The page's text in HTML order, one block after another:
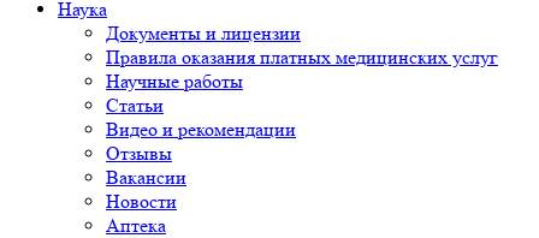
Наука
Документы и лицензии
Правила оказания платных медицинских услуг
Научные работы
Статьи
Видео и рекомендации
Отзывы
Вакансии
Новости
Аптека